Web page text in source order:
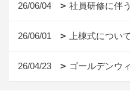
26/06/04 社員研修に伴
26/06/01 上棟式について
26/04/23 ゴールデンウ